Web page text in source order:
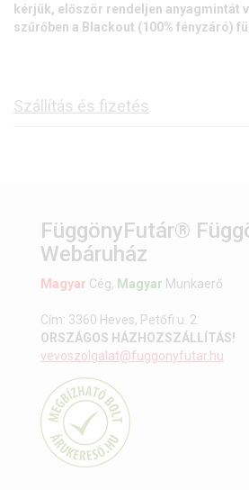
kérjük, először rendeljen anyagmintát
szűrőben a Blackout (100% fényzáró)
Szállítás és fizetés
FüggönyFutár®
Webáruház
Magyar Cég, Magyar Munkaerő
Cím: 3360 Heves, Petőfi u. 2.
ORSZÁGOS HÁZHOZSZÁLLÍTÁS!
vevoszolgalat@fuggonyfutar.hu